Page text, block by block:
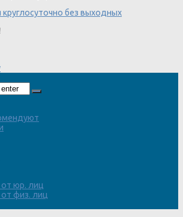
круглосуточно без выходных
юр. лиц
физ. лиц